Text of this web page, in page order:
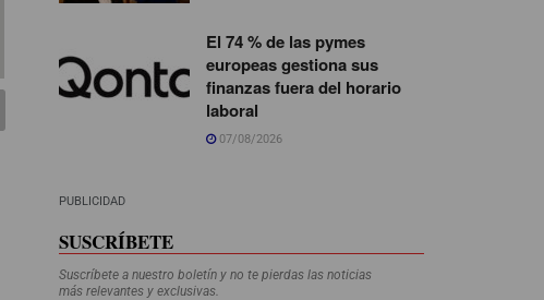
El 74 % de las pymes
europeas gestiona sus
finanzas fuera del horario
laboral
07/08/2026
PUBLICIDAD
SUSCRÍBETE
Suscríbete a nuestro boletín y no te pierdas las noticias
más relevantes y exclusivas.